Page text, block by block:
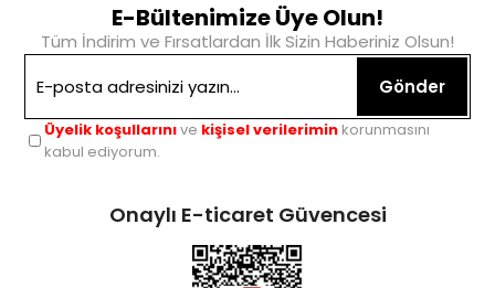
E-Bültenimize Üye Olun!
Tüm İndirim ve Fırsatlardan İlk Sizin Haberiniz Olsun!
Gönder
Üyelik koşullarınıve kişisel verilerimin korunmasını
kabul ediyorum.
Onaylı E-ticaret Güvencesi